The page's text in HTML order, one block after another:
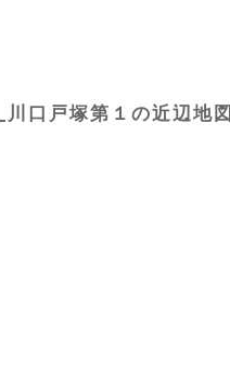
川口戸塚第１の近辺地図